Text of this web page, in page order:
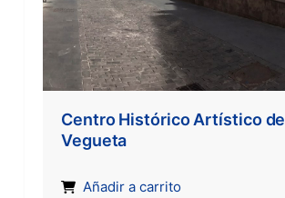
Centro Histórico Artístico de
Vegueta
Añadir a carrito